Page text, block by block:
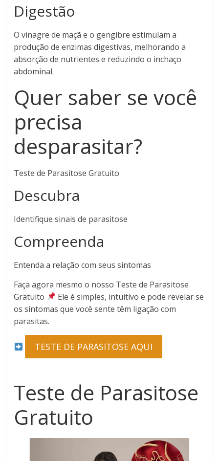
Digestão
O vinagre de maçã e o gengibre estimulam a
produção de enzimas digestivas, melhorando a
absorção de nutrientes e reduzindo o inchaço
abdominal.
Quer saber se você
precisa
desparasitar?
Teste de Parasitose Gratuito
Descubra
Identifique sinais de parasitose
Compreenda
Entenda a relação com seus sintomas
Faça agora mesmo o nosso Teste de Parasitose
Gratuito
Ele é simples, intuitivo e pode revelar se
os sintomas que você sente têm ligação com
parasitas.
TESTE DE PARASITOSE AQUI
Teste de Parasitose
Gratuito